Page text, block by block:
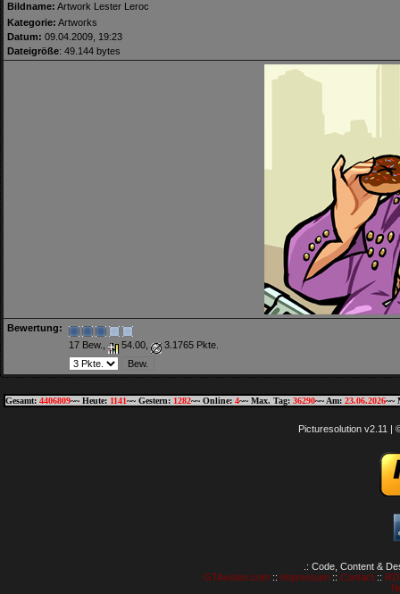
Bildname: Artwork Lester Leroc
Kategorie: Artworks
Datum: 09.04.2009, 19:23
Dateigröße: 49.144 bytes
Bewertung:
17 Bew.,
54.00, 3.1765 Pkte.
Gesamt: 4406809~~ Heute: 1141~~ Gestern: 1282~~ Online: 4~~ Max. Tag: 36290~~ Am: 23.06.2026~~
Picturesolution v2.11 |
.: Code, Content &
GTAvision.com:: Impressum:: Contact::